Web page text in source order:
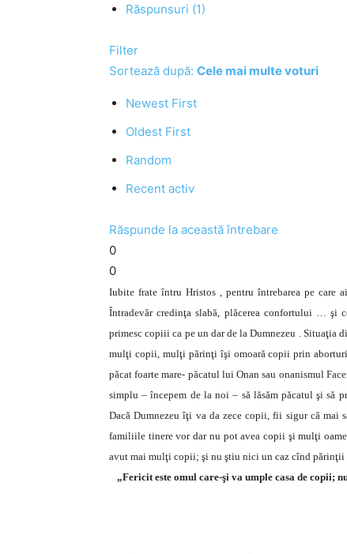
Răspunsuri (1)
Filter
Sortează după: Cele mai multe voturi
Newest First
Oldest First
Random
Recent activ
Răspunde la această întrebare
0
0
Iubite frate întru Hristos , pentru întrebarea pe care
Întradevăr credinţa slabă, plăcerea confortului … şi
primesc copiii ca pe un dar de la Dumnezeu . Situaţia
mulţi copii, mulţi părinţi îşi omoară copii prin
păcat foarte mare- păcatul lui Onan sau onanismul
simplu – începem de la noi – să lăsăm păcatul şi să
Dacă Dumnezeu îţi va da zece copii, fii sigur că mai
familiile tinere vor dar nu pot avea copii şi mulţi
avut mai mulţi copii; şi nu ştiu nici un caz cînd părinţii
„Fericit este omul care-şi va umple casa de copii;